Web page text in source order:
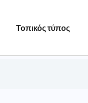
Τοπικός τύπος